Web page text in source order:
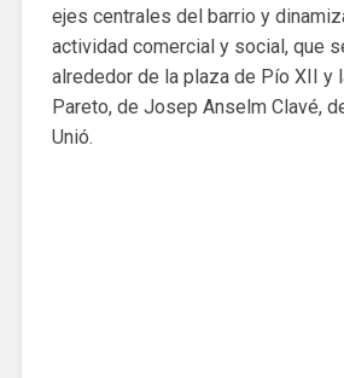
ejes centrales del barrio y
actividad comercial y social, que
alrededor de la plaza de Pío XII y
Pareto, de Josep Anselm Clavé,
Unió.